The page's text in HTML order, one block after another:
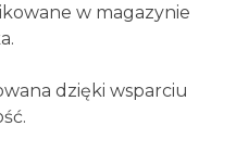
w magazynie
dzięki wsparciu